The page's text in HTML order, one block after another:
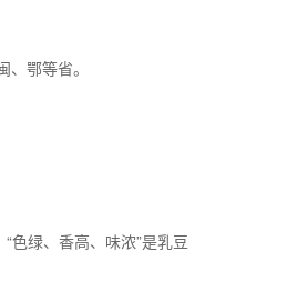
鄂等省。
色绿、香高、味浓”是乳豆